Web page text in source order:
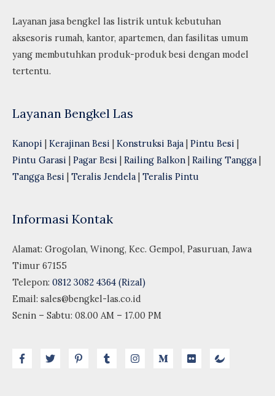
Layanan jasa bengkel las listrik untuk kebutuhan
aksesoris rumah, kantor, apartemen, dan fasilitas umum
yang membutuhkan produk-produk besi dengan model
tertentu.
Layanan Bengkel Las
Kanopi | Kerajinan Besi | Konstruksi Baja | Pintu Besi |
Pintu Garasi | Pagar Besi | Railing Balkon | Railing Tangga |
Tangga Besi | Teralis Jendela | Teralis Pintu
Informasi Kontak
Alamat: Grogolan, Winong, Kec. Gempol, Pasuruan, Jawa
Timur 67155
Telepon: 0812 3082 4364 (Rizal)
Email: sales@bengkel-las.co.id
Senin – Sabtu: 08.00 AM – 17.00 PM